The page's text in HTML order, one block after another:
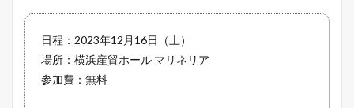
日程：2023年12月16日（土）
場所：横浜産貿ホール マリネリア
参加費：無料